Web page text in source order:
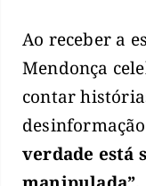
Ao receber a
Mendonça
contar
verdade está